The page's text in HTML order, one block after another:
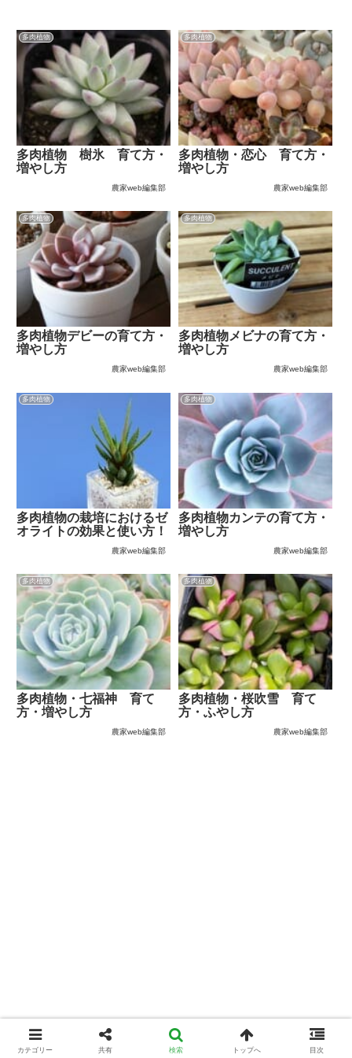
多肉植物
多肉植物 樹氷 育て方・
増やし方
農家web編集部
多肉植物
多肉植物・恋心 育て方・
増やし方
農家web編集部
多肉植物
多肉植物デビーの育て方・
増やし方
農家web編集部
多肉植物
多肉植物メビナの育て方・
増やし方
農家web編集部
多肉植物
多肉植物の栽培におけるゼ
オライトの効果と使い方！
農家web編集部
多肉植物
多肉植物カンテの育て方・
増やし方
農家web編集部
多肉植物
多肉植物・七福神 育て
方・増やし方
農家web編集部
多肉植物
多肉植物・桜吹雪 育て
方・ふやし方
農家web編集部
カテゴリー 共有 検索 トップへ 目次